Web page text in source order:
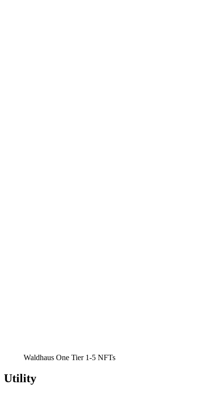
Waldhaus One Tier 1-5 NFTs
Utility